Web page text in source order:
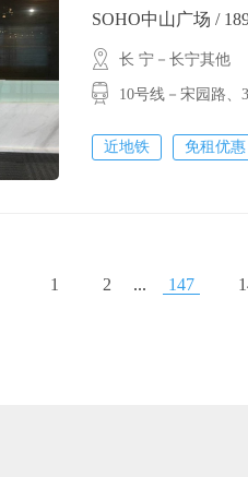
SOHO中山广场 /
长 宁－长宁其他
10号线－宋园路
近地铁 免租优惠
1 2 ... 147